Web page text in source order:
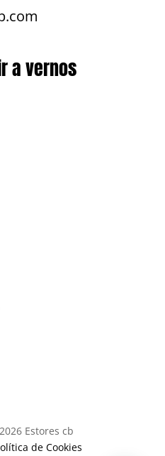
a vernos
Estores cb
de Cookies